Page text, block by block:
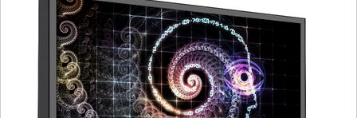
Правила получения заказов
Магазин
Искать